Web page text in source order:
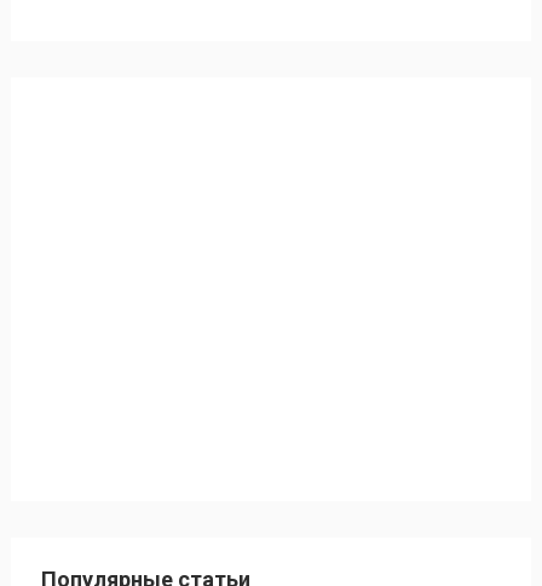
Популярные статьи